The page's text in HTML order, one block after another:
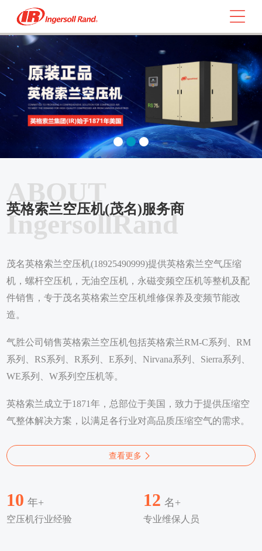
ABOUT
IngersollRand
英格索兰空压机(茂名)服务商
茂名英格索兰空压机(18925490999)提供英格索兰空气压缩
机，螺杆空压机，无油空压机，永磁变频空压机等整机及配
件销售，专于茂名英格索兰空压机维修保养及变频节能改
造。
气胜公司销售英格索兰空压机包括英格索兰RM-C系列、RM
系列、RS系列、R系列、E系列、Nirvana系列、Sierra系列、
WE系列、W系列空压机等。
英格索兰成立于1871年，总部位于美国，致力于提供压缩空
气整体解决方案，以满足各行业对高品质压缩空气的需求。
查看更多
10 年+
空压机行业经验
12 名+
专业维保人员